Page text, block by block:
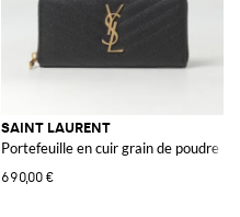
SAINT LAURENT
Portefeuille en cuir grain de poudre
690,00 €